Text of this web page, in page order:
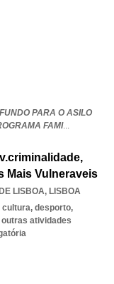
PARA O ASILO
FAMI...
Mais Vulneraveis
LISBOA, LISBOA
desporto,
atividades